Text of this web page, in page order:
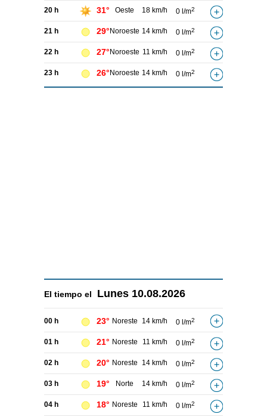
20 h 31° Oeste 18 km/h 0 l/m2
21 h 29° Noroeste 14 km/h 0 l/m2
22 h 27° Noroeste 11 km/h 0 l/m2
23 h 26° Noroeste 14 km/h 0 l/m2
El tiempo el Lunes 10.08.2026
00 h 23° Noreste 14 km/h 0 l/m2
01 h 21° Noreste 11 km/h 0 l/m2
02 h 20° Noreste 14 km/h 0 l/m2
03 h 19° Norte 14 km/h 0 l/m2
04 h 18° Noreste 11 km/h 0 l/m2